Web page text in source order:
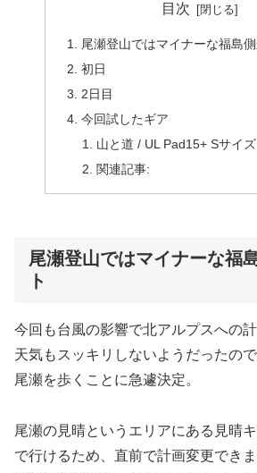
目次
尾瀬登山ではマイナーな福島
初日
2日目
今回試したギア
山と道 / UL Pad15+ Sサイズ
関連記事:
尾瀬登山ではマイナーな福
ト
今回も台風の影響で北アルプスへの
天気もスッキリしないようだったの
尾瀬を歩くことに急遽決定。
尾瀬の見晴というエリアにある見晴
で行けるため、直前で計画変更でき